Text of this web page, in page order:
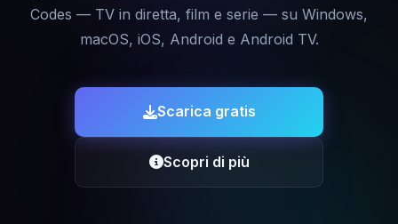
Codes — TV in diretta, film e serie — su Windows,
macOS, iOS, Android e Android TV.
Scarica gratis
Scopri di più